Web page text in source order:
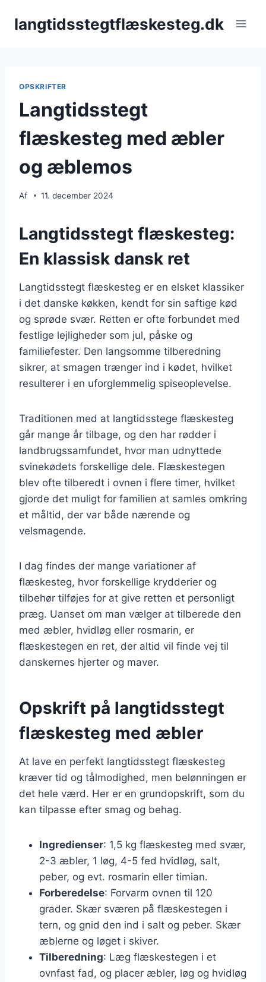
langtidsstegtflæskesteg.dk
OPSKRIFTER
Langtidsstegt
flæskesteg med æbler
og æblemos
Af 11. december 2024
Langtidsstegt flæskesteg:
En klassisk dansk ret
Langtidsstegt flæskesteg er en elsket klassiker
i det danske køkken, kendt for sin saftige kød
og sprøde svær. Retten er ofte forbundet med
festlige lejligheder som jul, påske og
familiefester. Den langsomme tilberedning
sikrer, at smagen trænger ind i kødet, hvilket
resulterer i en uforglemmelig spiseoplevelse.
Traditionen med at langtidsstege flæskesteg
går mange år tilbage, og den har rødder i
landbrugssamfundet, hvor man udnyttede
svinekødets forskellige dele. Flæskestegen
blev ofte tilberedt i ovnen i flere timer, hvilket
gjorde det muligt for familien at samles omkring
et måltid, der var både nærende og
velsmagende.
I dag findes der mange variationer af
flæskesteg, hvor forskellige krydderier og
tilbehør tilføjes for at give retten et personligt
præg. Uanset om man vælger at tilberede den
med æbler, hvidløg eller rosmarin, er
flæskestegen en ret, der altid vil finde vej til
danskernes hjerter og maver.
Opskrift på langtidsstegt
flæskesteg med æbler
At lave en perfekt langtidsstegt flæskesteg
kræver tid og tålmodighed, men belønningen er
det hele værd. Her er en grundopskrift, som du
kan tilpasse efter smag og behag.
Ingredienser: 1,5 kg flæskesteg med svær,
2-3 æbler, 1 løg, 4-5 fed hvidløg, salt,
peber, og evt. rosmarin eller timian.
Forberedelse: Forvarm ovnen til 120
grader. Skær sværen på flæskestegen i
tern, og gnid den ind i salt og peber. Skær
æblerne og løget i skiver.
Tilberedning: Læg flæskestegen i et
ovnfast fad, og placer æbler, løg og hvidløg